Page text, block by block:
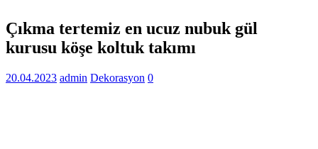
Çıkma tertemiz en ucuz nubuk gül
kurusu köşe koltuk takımı
20.04.2023 admin Dekorasyon 0